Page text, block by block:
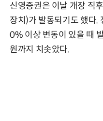
신영증권은 이날 개장 직
장치)가 발동되기도 했다
0% 이상 변동이 있을 때
원까지 치솟았다.